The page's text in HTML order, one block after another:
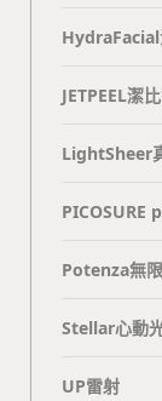
HydraFacial
JETPEEL潔
LightSheer
PICOSURE
Potenza無
Stellar心動
UP雷射